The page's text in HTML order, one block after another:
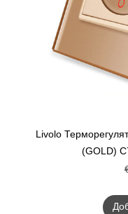
Livolo
(GOLD)